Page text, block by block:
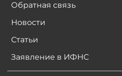
Обратная связь
Новости
Статьи
Заявление в ИФНС